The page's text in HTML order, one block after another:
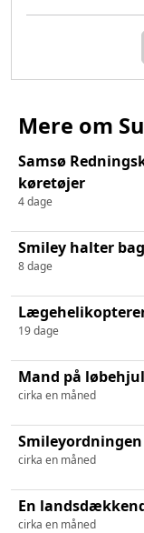
Mere om
Samsø
køretøjer
4 dage
Smiley halter
8 dage
19 dage
Mand på
cirka en måned
cirka en måned
En
cirka en måned